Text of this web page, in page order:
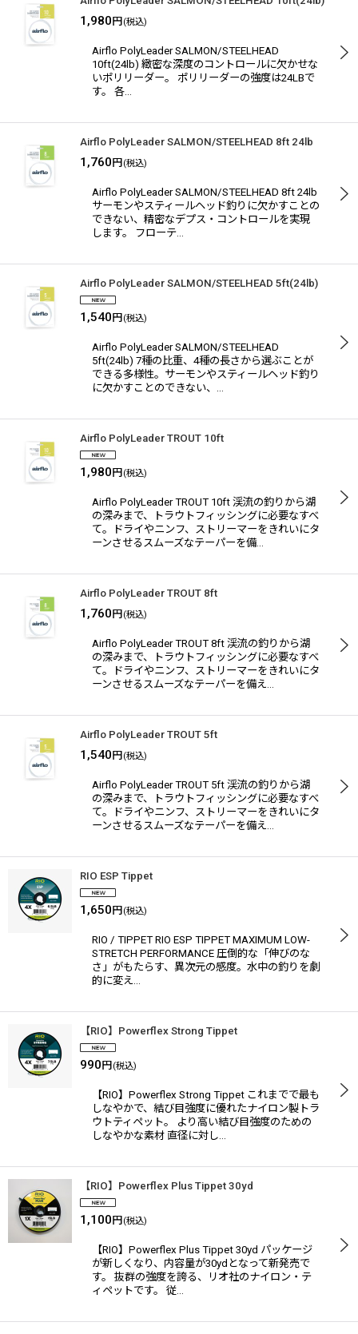
1,980 円 (税込)
Airflo PolyLeader SALMON/STEELHEAD
10ft(24lb) 緻密な深度のコントロールに欠かせな
いポリリーダー。 ポリリーダーの強度は24LBで
す。 各…
Airflo PolyLeader SALMON/STEELHEAD 8ft 24lb
1,760 円 (税込)
Airflo PolyLeader SALMON/STEELHEAD 8ft 24lb
サーモンやスティールヘッド釣りに欠かすことの
できない、精密なデプス・コントロールを実現
します。 フローテ…
Airflo PolyLeader SALMON/STEELHEAD 5ft(24lb)
1,540 円 (税込)
Airflo PolyLeader SALMON/STEELHEAD
5ft(24lb) 7種の比重、4種の長さから選ぶことが
できる多様性。サーモンやスティールヘッド釣り
に欠かすことのできない、…
Airflo PolyLeader TROUT 10ft
1,980 円 (税込)
Airflo PolyLeader TROUT 10ft 渓流の釣りから湖
の深みまで、トラウトフィッシングに必要なすべ
て。ドライやニンフ、ストリーマーをきれいにタ
ーンさせるスムーズなテーパーを備…
Airflo PolyLeader TROUT 8ft
1,760 円 (税込)
Airflo PolyLeader TROUT 8ft 渓流の釣りから湖
の深みまで、トラウトフィッシングに必要なすべ
て。ドライやニンフ、ストリーマーをきれいにタ
ーンさせるスムーズなテーパーを備え…
Airflo PolyLeader TROUT 5ft
1,540 円 (税込)
Airflo PolyLeader TROUT 5ft 渓流の釣りから湖
の深みまで、トラウトフィッシングに必要なすべ
て。ドライやニンフ、ストリーマーをきれいにタ
ーンさせるスムーズなテーパーを備え…
RIO ESP Tippet
1,650 円 (税込)
RIO / TIPPET RIO ESP TIPPET MAXIMUM LOW-
STRETCH PERFORMANCE 圧倒的な「伸びのな
さ」がもたらす、異次元の感度。水中の釣りを劇
的に変え…
【RIO】Powerflex Strong Tippet
990 円 (税込)
【RIO】Powerflex Strong Tippet これまでで最も
しなやかで、結び目強度に優れたナイロン製トラ
ウトティペット。 より高い結び目強度のための
しなやかな素材 直径に対し…
【RIO】Powerflex Plus Tippet 30yd
1,100 円 (税込)
【RIO】Powerflex Plus Tippet 30yd パッケージ
が新しくなり、内容量が30ydとなって新発売で
す。 抜群の強度を誇る、リオ社のナイロン・テ
ィペットです。 従…